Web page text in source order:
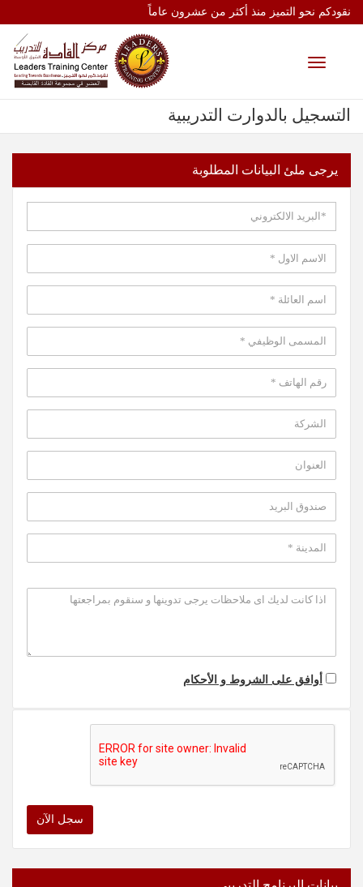
نقودكم نحو التميز منذ أكثر من عشرون عاماً
Toggle
التسجيل بالدوارت التدريبية
يرجى ملئ البيانات المطلوبة
أوافق على الشروط و الأحكام
سجل الآن